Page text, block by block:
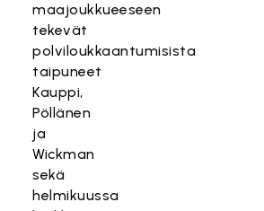
maajoukkueeseen
tekevät
polviloukkaantumisista
taipuneet
Kauppi,
Pöllänen
ja
Wickman
sekä
helmikuussa